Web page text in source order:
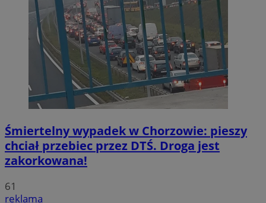
Śmiertelny wypadek w Chorzowie: pieszy
chciał przebiec przez DTŚ. Droga jest
zakorkowana!
61
reklama